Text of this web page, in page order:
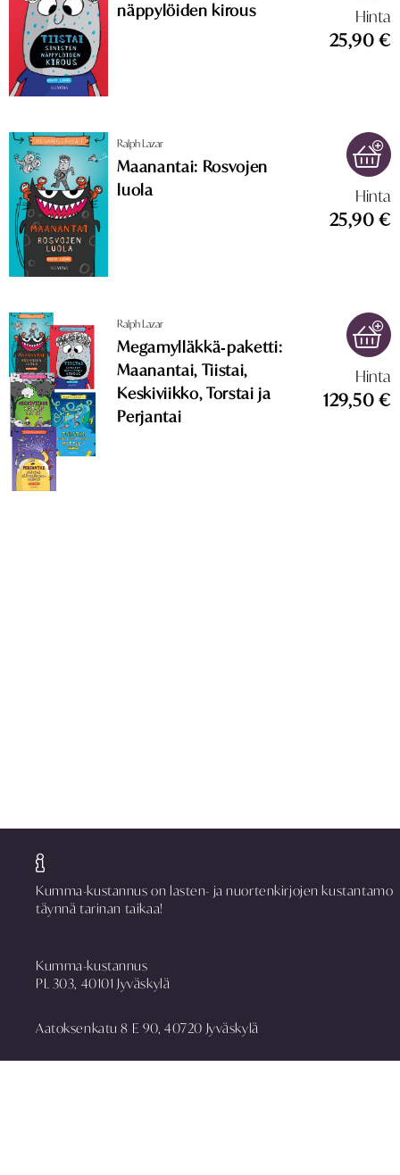
Hinta
25,90 €
näppylöiden kirous
Hinta
25,90 €
Ralph Lazar
Maanantai: Rosvojen
luola
Hinta
129,50 €
Ralph Lazar
Megamylläkkä‑paketti:
Maanantai, Tiistai,
Keskiviikko, Torstai ja
Perjantai
Kumma-kustannus on lasten- ja nuortenkirjojen kustantamo
täynnä tarinan taikaa!
Kumma-kustannus
PL 303, 40101 Jyväskylä
Aatoksenkatu 8 E 90, 40720 Jyväskylä